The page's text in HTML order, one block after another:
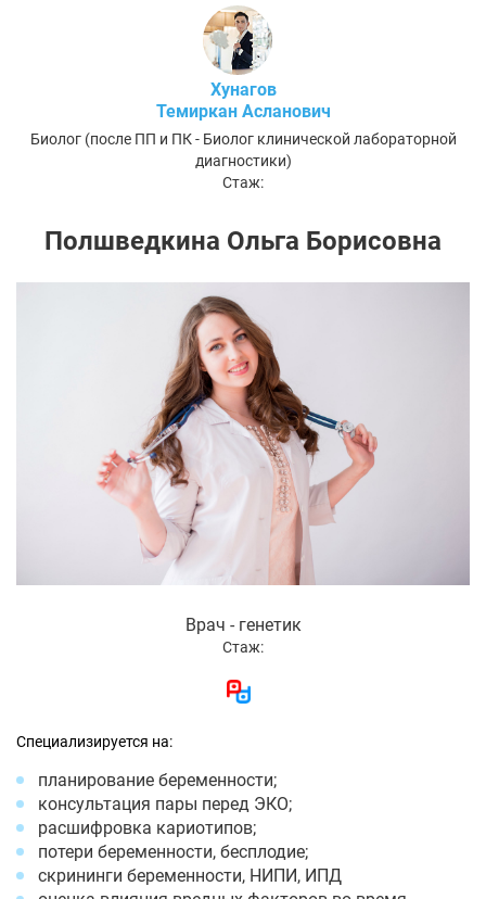
Хунагов
Темиркан Асланович
Биолог (после ПП и ПК - Биолог клинической лабораторной
диагностики)
Стаж:
Полшведкина Ольга Борисовна
Врач - генетик
Стаж:
Специализируется на:
планирование беременности;
консультация пары перед ЭКО;
расшифровка кариотипов;
потери беременности, бесплодие;
скрининги беременности, НИПИ, ИПД